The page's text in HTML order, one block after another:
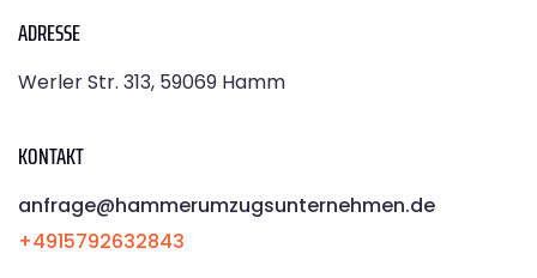
ADRESSE
Werler Str. 313, 59069 Hamm
KONTAKT
anfrage@hammerumzugsunternehmen.de
+4915792632843